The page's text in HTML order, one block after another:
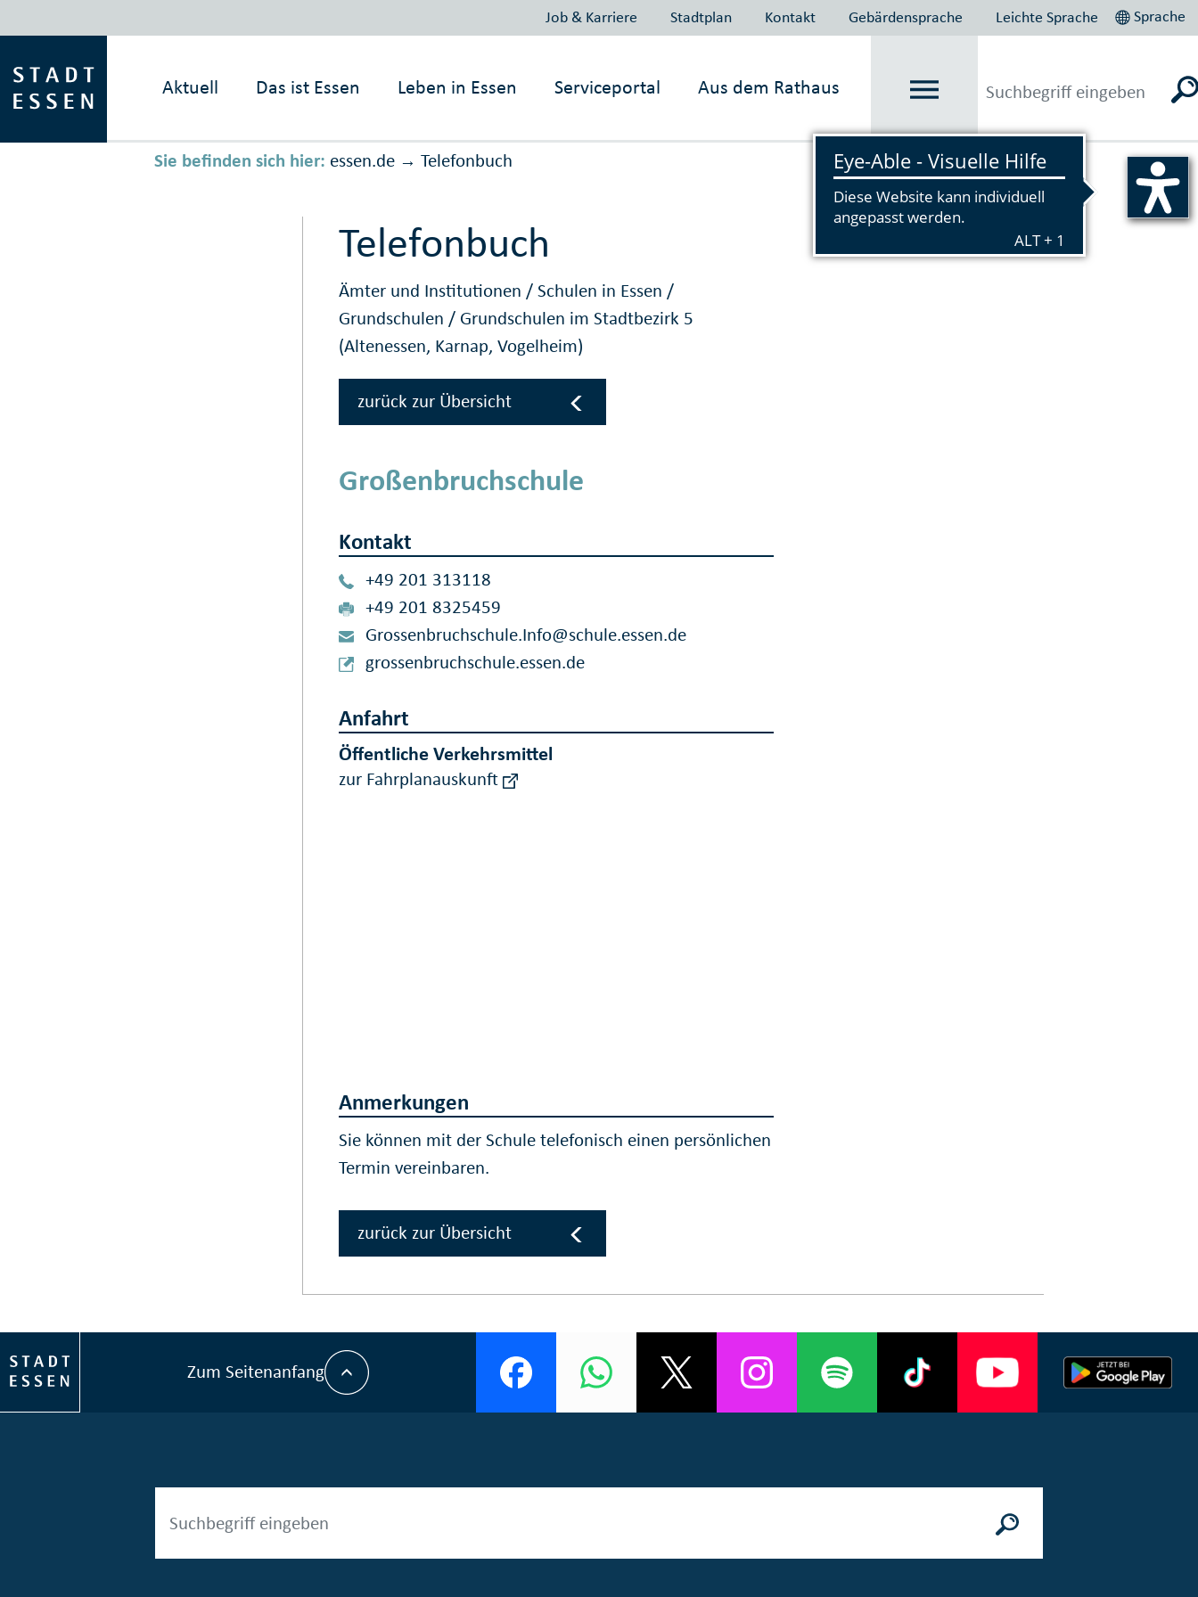
Job & Karriere Stadtplan Kontakt Gebärdensprache Leichte Sprache Sprache
Aktuell Das ist Essen Leben in Essen Serviceportal Aus dem Rathaus
Sie befinden sich hier: essen.de → Telefonbuch Vorlesen
Telefonbuch
Ämter und Institutionen /Schulen in Essen /
Grundschulen / Grundschulen im Stadtbezirk 5
(Altenessen, Karnap, Vogelheim)
zurück zur Übersicht
Großenbruchschule
Kontakt
+49 201 313118
+49 201 8325459
Grossenbruchschule.Info@schule.essen.de
grossenbruchschule.essen.de
Anfahrt
Öffentliche Verkehrsmittel
zur Fahrplanauskunft
Anmerkungen
Sie können mit der Schule telefonisch einen persönlichen
Termin vereinbaren.
zurück zur Übersicht
Zum Seitenanfang